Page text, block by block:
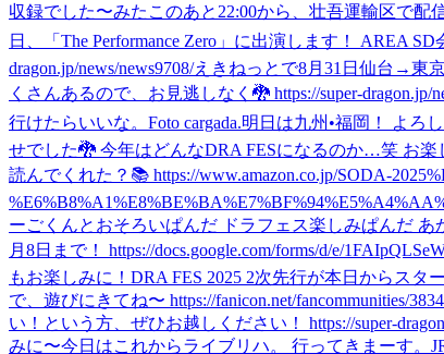
収録でした〜みた このあと22:00から、壮吾運輸区で配
日、「The Performance Zero」に出演します！ AREA
dragon.jp/news/news9708/えきねっとで8月31日仙台→東
くさんあるので、お見逃しなく🐉 https://super-dragon.jp/
行けたらいいな。 Foto cargada.明日は九州•福岡！ よろ
せでした🐉 今年はどんなDRA FESになるのか…笑 お楽
読んでくれた？📚 https://www.amazon.co.jp/SODA-
ーごくんとおそろいぱんだ ドラフェス楽しみぱんだ あ
月8日まで！ https://docs.google.com/forms/d/e/
もお楽しみに！ DRA FES 2025 2次先行が本日からスタ
で、遊びにきてね〜 https://fanicon.net/fancommunities/3834
い！という方、ぜひお越しください！ https://super-
みに〜今日はこれからライブリハ。 行ってきまーす。